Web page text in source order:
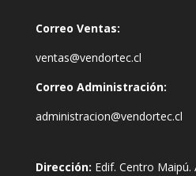
Correo Ventas:
ventas@vendortec.cl
Correo Administración:
administracion@vendortec.cl
Dirección: Edif. Centro